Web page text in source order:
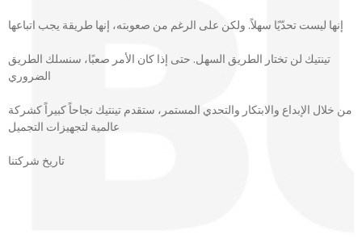
إنها ليست تحدّيًا سهلاً. ولكن على الرغم من صعوبته، إنها طريقة يجب اتباعها
تينتيك لن تختار الطريق السهل. حتى إذا كان الأمر صعبًا، سنسلك الطريق
الضروري
من خلال الإبداع والابتكار والتحدي المستمر، ستقدم تينتيك نجاحاً كبيراً كشركة
عالمية لتجهيزات التجميل
تاريخ شركتنا